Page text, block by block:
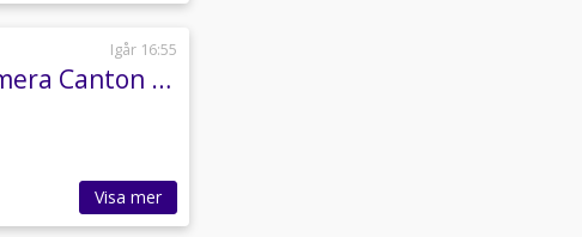
Igår 16:55
Skoda Octavia Scout 4x4 Premium Drag Kamera Canton Värmare
Visa mer